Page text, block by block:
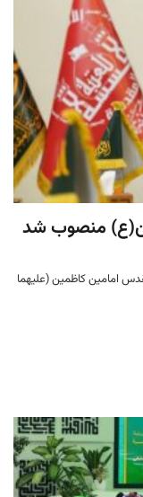
منصوب شد
امامین کاظمین (علیهما